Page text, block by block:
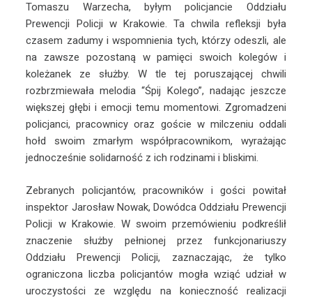
Tomaszu Warzecha, byłym policjancie Oddziału
Prewencji Policji w Krakowie. Ta chwila refleksji była
czasem zadumy i wspomnienia tych, którzy odeszli, ale
na zawsze pozostaną w pamięci swoich kolegów i
koleżanek ze służby. W tle tej poruszającej chwili
rozbrzmiewała melodia “Śpij Kolego”, nadając jeszcze
większej głębi i emocji temu momentowi. Zgromadzeni
policjanci, pracownicy oraz goście w milczeniu oddali
hołd swoim zmarłym współpracownikom, wyrażając
jednocześnie solidarność z ich rodzinami i bliskimi.
Zebranych policjantów, pracowników i gości powitał
inspektor Jarosław Nowak, Dowódca Oddziału Prewencji
Policji w Krakowie. W swoim przemówieniu podkreślił
znaczenie służby pełnionej przez funkcjonariuszy
Oddziału Prewencji Policji, zaznaczając, że tylko
ograniczona liczba policjantów mogła wziąć udział w
uroczystości ze względu na konieczność realizacji